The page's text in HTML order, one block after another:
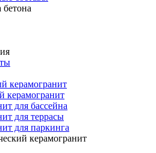
керамогранит
керамогранит
для бассейна
для террасы
для паркинга
керамогранит